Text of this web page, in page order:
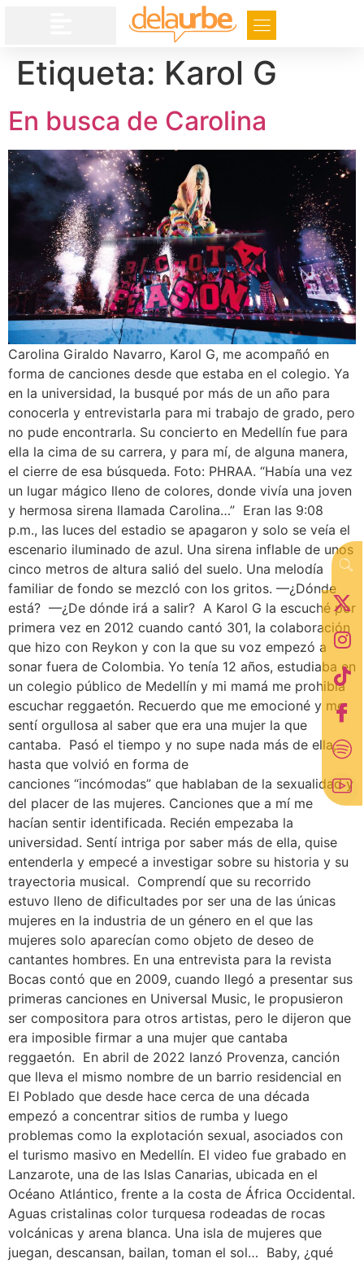
Etiqueta: Karol G
En busca de Carolina
Carolina Giraldo Navarro, Karol G, me acompañó en
forma de canciones desde que estaba en el colegio. Ya
en la universidad, la busqué por más de un año para
conocerla y entrevistarla para mi trabajo de grado, pero
no pude encontrarla. Su concierto en Medellín fue para
ella la cima de su carrera, y para mí, de alguna manera,
el cierre de esa búsqueda. Foto: PHRAA. “Había una vez
un lugar mágico lleno de colores, donde vivía una joven
y hermosa sirena llamada Carolina…” Eran las 9:08
p.m., las luces del estadio se apagaron y solo se veía el
escenario iluminado de azul. Una sirena inflable de unos
cinco metros de altura salió del suelo. Una melodía
familiar de fondo se mezcló con los gritos. —¿Dónde
está? —¿De dónde irá a salir? A Karol G la escuché por
primera vez en 2012 cuando cantó 301, la colaboración
que hizo con Reykon y con la que su voz empezó a
sonar fuera de Colombia. Yo tenía 12 años, estudiaba en
un colegio público de Medellín y mi mamá me prohibía
escuchar reggaetón. Recuerdo que me emocioné y me
sentí orgullosa al saber que era una mujer la que
cantaba. Pasó el tiempo y no supe nada más de ella,
hasta que volvió en forma de
canciones “incómodas” que hablaban de la sexualidad y
del placer de las mujeres. Canciones que a mí me
hacían sentir identificada. Recién empezaba la
universidad. Sentí intriga por saber más de ella, quise
entenderla y empecé a investigar sobre su historia y su
trayectoria musical. Comprendí que su recorrido
estuvo lleno de dificultades por ser una de las únicas
mujeres en la industria de un género en el que las
mujeres solo aparecían como objeto de deseo de
cantantes hombres. En una entrevista para la revista
Bocas contó que en 2009, cuando llegó a presentar sus
primeras canciones en Universal Music, le propusieron
ser compositora para otros artistas, pero le dijeron que
era imposible firmar a una mujer que cantaba
reggaetón. En abril de 2022 lanzó Provenza, canción
que lleva el mismo nombre de un barrio residencial en
El Poblado que desde hace cerca de una década
empezó a concentrar sitios de rumba y luego
problemas como la explotación sexual, asociados con
el turismo masivo en Medellín. El video fue grabado en
Lanzarote, una de las Islas Canarias, ubicada en el
Océano Atlántico, frente a la costa de África Occidental.
Aguas cristalinas color turquesa rodeadas de rocas
volcánicas y arena blanca. Una isla de mujeres que
juegan, descansan, bailan, toman el sol… Baby, ¿qué